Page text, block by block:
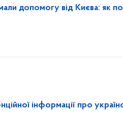
допомогу від Києва: як
інформації про